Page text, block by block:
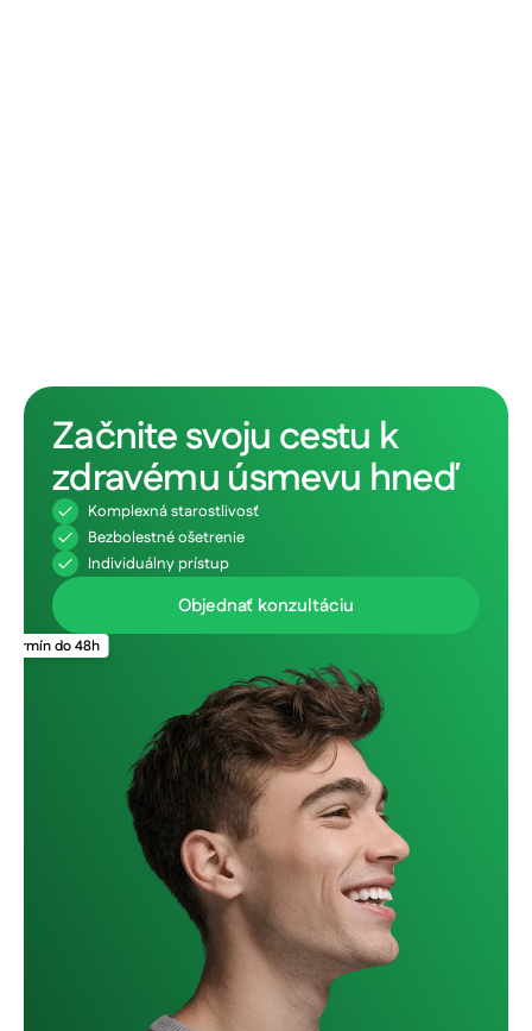
Začnite svoju cestu k
zdravému úsmevu hneď
Komplexná starostlivosť
Bezbolestné ošetrenie
Individuálny prístup
Objednať konzultáciu
Termín do 48h